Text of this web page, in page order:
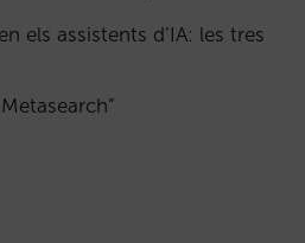
els assistents d’IA: les tres